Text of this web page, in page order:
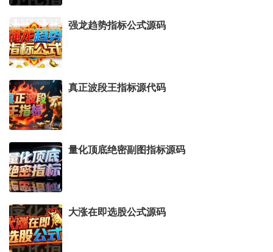
强龙趋势指标公式源码
真正波段王指标源代码
量化顶底绝密副图指标源码
大涨在即选股公式源码